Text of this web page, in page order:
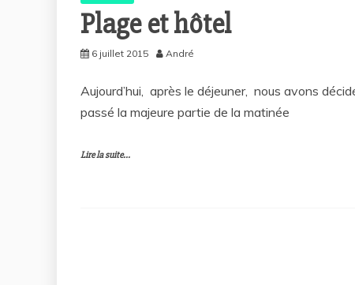
Plage et hôtel
6 juillet 2015 André
Aujourd’hui, après le déjeuner, nous avons
passé la majeure partie de la matinée
Lire la suite...